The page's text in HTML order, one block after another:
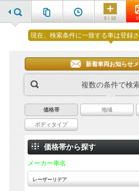
0 / 10
現在、検索条件に一致する車は登録
新着車両お知らせ
複数の条件で検
価格帯 地域
ボディタイプ
価格帯から探す
メーカー車名